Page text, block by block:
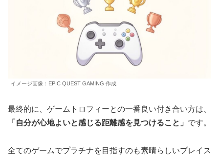
イメージ画像：EPIC QUEST GAMING 作成
最終的に、ゲームトロフィーとの一番良い付き合い方は、
「自分が心地よいと感じる距離感を見つけること」 です。
全てのゲームでプラチナを目指すのも素晴らしいプレイス